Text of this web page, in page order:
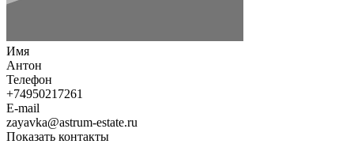
Имя
Антон
Телефон
+74950217261
E-mail
zayavka@astrum-estate.ru
Показать контакты